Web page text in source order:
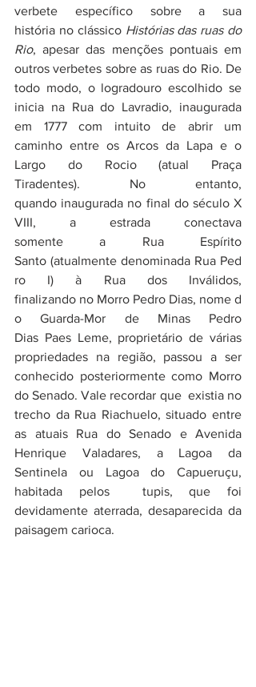
verbete específico sobre a sua
história no clássico Histórias das ruas do
Rio, apesar das menções pontuais em
outros verbetes sobre as ruas do Rio. De
todo modo, o logradouro escolhido se
inicia na Rua do Lavradio, inaugurada
em 1777 com intuito de abrir um
caminho entre os Arcos da Lapa e o
Largo do Rocio (atual Praça
Tiradentes). No entanto,
quando inaugurada no final do século X
VIII, a estrada conectava
somente a Rua Espírito
Santo (atualmente denominada Rua Ped
ro I) à Rua dos Inválidos,
finalizando no Morro Pedro Dias, nome d
o Guarda-Mor de Minas Pedro
Dias Paes Leme, proprietário de várias
propriedades na região, passou a ser
conhecido posteriormente como Morro
do Senado. Vale recordar que  existia no
trecho da Rua Riachuelo, situado entre
as atuais Rua do Senado e Avenida
Henrique Valadares, a Lagoa da
Sentinela ou Lagoa do Capueruçu,
habitada pelos  tupis, que foi
devidamente aterrada, desaparecida da
paisagem carioca.